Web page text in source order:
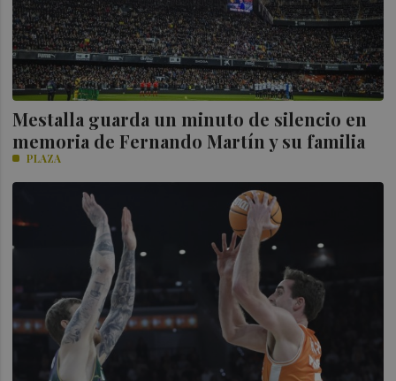
Mestalla guarda un minuto de silencio en
memoria de Fernando Martín y su familia
PLAZA